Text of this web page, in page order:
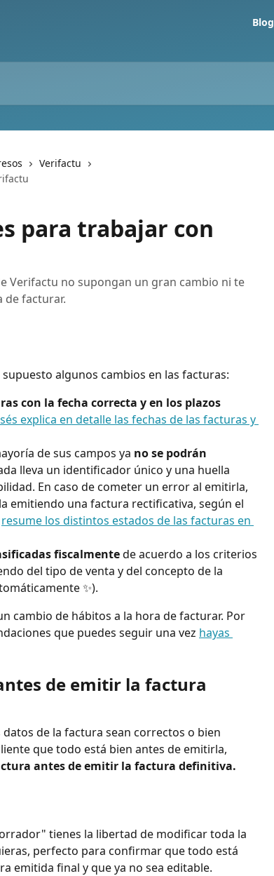
Blog
Verifactu
para trabajar con
Verifactu no supongan un gran cambio ni te
de facturar.
algunos cambios en las facturas:
con la fecha correcta y en los plazos
explica en detalle las fechas de las facturas y
de sus campos ya no se podrán
lleva un identificador único y una huella
En caso de cometer un error al emitirla,
emitiendo una factura rectificativa, según el
resume los distintos estados de las facturas en
fiscalmente de acuerdo a los criterios
del tipo de venta y del concepto de la
✨).
cambio de hábitos a la hora de facturar. Por
que puedes seguir una vez hayas
de emitir la factura
de la factura sean correctos o bien
que todo está bien antes de emitirla,
antes de emitir la factura definitiva.
tienes la libertad de modificar toda la
perfecto para confirmar que todo está
emitida final y que ya no sea editable.